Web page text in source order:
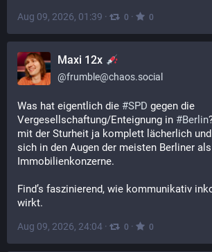
Aug 09, 2026, 01:39 · 0 · 0
Maxi 12x
@frumble@chaos.social
Was hat eigentlich die #SPD gegen die
Vergesellschaftung/Enteignung in #Berlin
mit der Sturheit ja komplett lächerlich
sich in den Augen der meisten Berliner
Immobilienkonzerne.
Find’s faszinierend, wie kommunikativ
wirkt.
Aug 09, 2026, 24:04 · 0 · 0